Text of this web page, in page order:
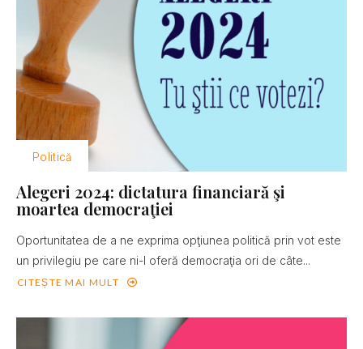
Politică
Alegeri 2024: dictatura financiară şi
moartea democraţiei
Oportunitatea de a ne exprima opţiunea politică prin vot este
un privilegiu pe care ni-l oferă democraţia ori de câte...
CITEȘTE MAI MULT